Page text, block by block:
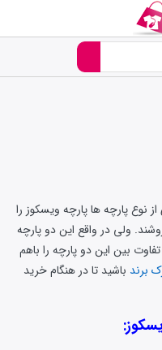
نوع پارچه ها پارچه ویسکوز را
ولی در واقع این دو پارچه
بین این دو پارچه را باهم
برند باشید تا در هنگام خرید